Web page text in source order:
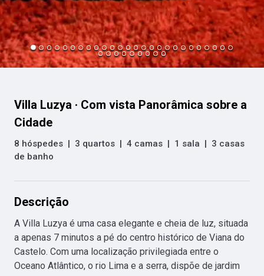
Villa Luzya · Com vista Panorâmica sobre a
Cidade
8 hóspedes | 3 quartos | 4 camas | 1 sala | 3 casas
de banho
Descrição
A Villa Luzya é uma casa elegante e cheia de luz, situada
a apenas 7 minutos a pé do centro histórico de Viana do
Castelo. Com uma localização privilegiada entre o
Oceano Atlântico, o rio Lima e a serra, dispõe de jardim